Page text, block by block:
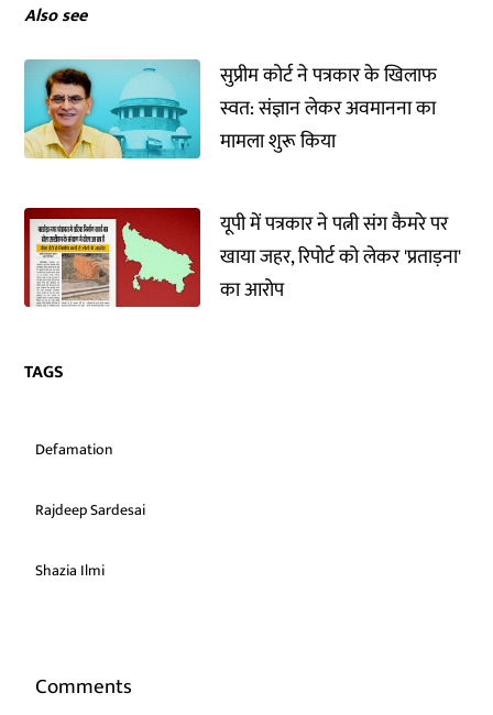
Also see
सुप्रीम कोर्ट ने पत्रकार के खिलाफ
स्वत: संज्ञान लेकर अवमानना ​​का
मामला शुरू किया
यूपी में पत्रकार ने पत्नी संग कैमरे पर
खाया जहर, रिपोर्ट को लेकर 'प्रताड़ना'
का आरोप
TAGS
Defamation
Rajdeep Sardesai
Shazia Ilmi
Comments